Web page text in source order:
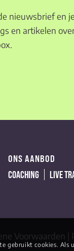
nieuwsbrief en
en artikelen
ONS AANBOD
COACHING
LIVE
Voorwaarden
gebruikt cookies. Als